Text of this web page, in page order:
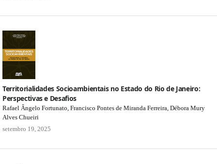
Territorialidades Socioambientais no Estado do Rio de Janeiro:
Perspectivas e Desafios
Rafael Ângelo Fortunato, Francisco Pontes de Miranda Ferreira, Débora Mury
Alves Chueiri
setembro 19, 2025